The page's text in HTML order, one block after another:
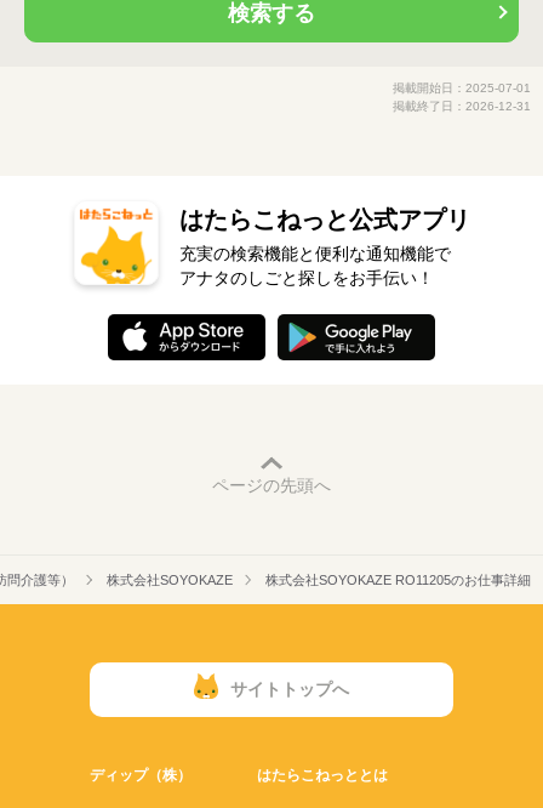
検索する
掲載開始日：2025-07-01
掲載終了日：2026-12-31
はたらこねっと公式アプリ
充実の検索機能と便利な通知機能で
アナタのしごと探しをお手伝い！
ページの先頭へ
介護等） 株式会社SOYOKAZE 株式会社SOYOKAZE RO11205のお仕事詳細
サイトトップへ
ディップ（株） はたらこねっととは